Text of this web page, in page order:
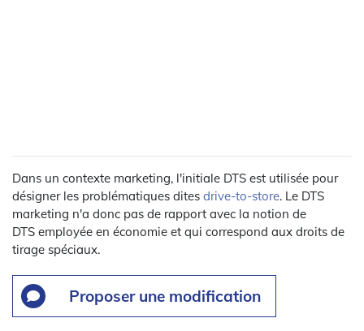
Dans un contexte marketing, l'initiale DTS est utilisée pour
désigner les problématiques dites drive-to-store. Le DTS
marketing n'a donc pas de rapport avec la notion de
DTS employée en économie et qui correspond aux droits de
tirage spéciaux.
Proposer une modification